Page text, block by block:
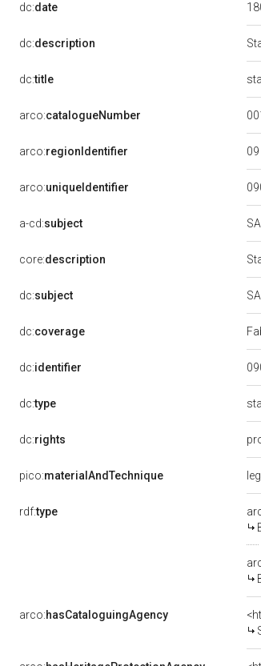
dc:date
dc:description
dc:title
arco:catalogueNumber
arco:regionIdentifier 09
arco:uniqueIdentifier
a-cd:subject
core:description
dc:subject
dc:coverage
dc:identifier
dc:type
dc:rights
pico:materialAndTechnique
rdf:type
arco:hasCataloguingAgency